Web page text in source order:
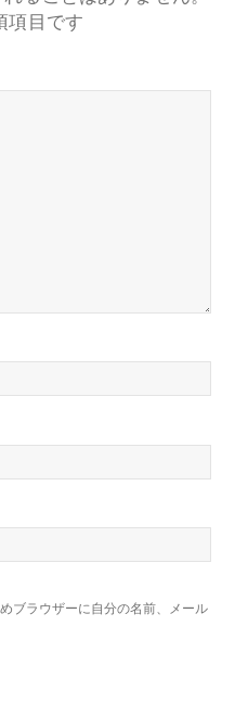
項目です
ブラウザーに自分の名前、メール